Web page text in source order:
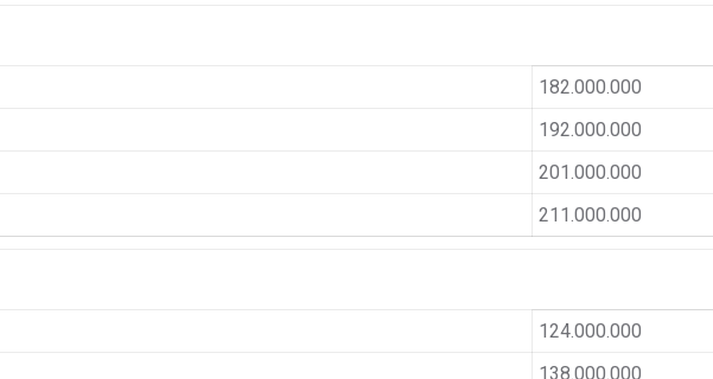
182.000.000
192.000.000
201.000.000
211.000.000
124.000.000
138.000.000